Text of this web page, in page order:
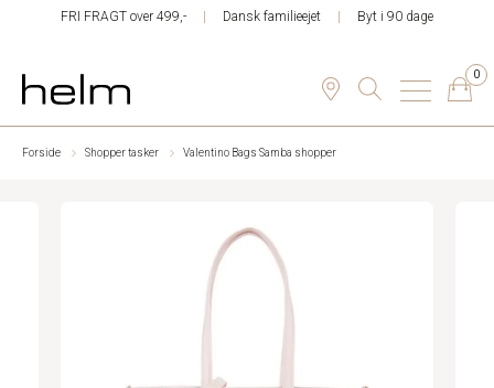
FRI FRAGT over 499,- Dansk familieejet Byt i 90 dage
0
Forside Shopper tasker Valentino Bags Samba shopper